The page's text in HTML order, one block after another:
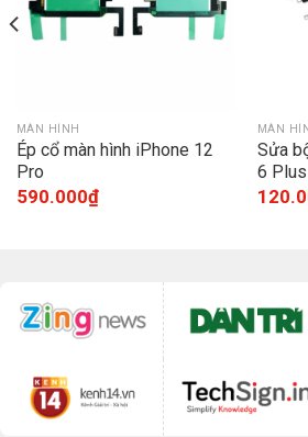
MÀN HÌNH
Ép cổ màn hình iPhone 12
Pro
590.000₫
MÀN
Sửa
6 Plus